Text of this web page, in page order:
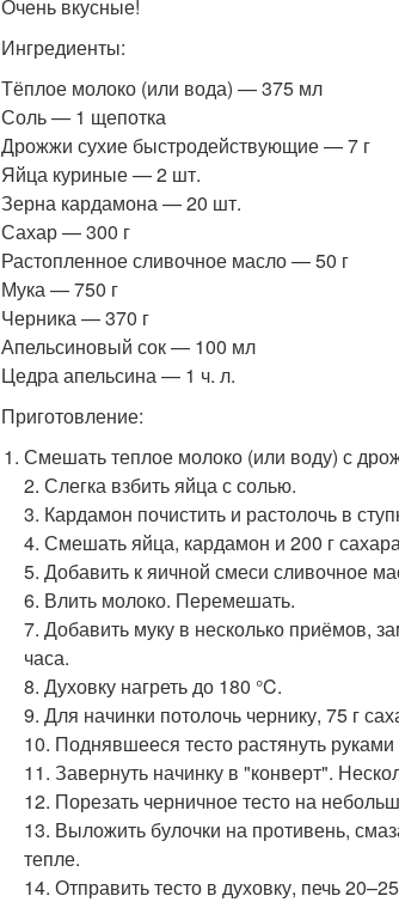
Очень вкусные!
Ингредиенты:
Тёплое молоко (или вода) — 375 мл
Соль — 1 щепотка
Дрожжи сухие быстродействующие — 7 г
Яйца куриные — 2 шт.
Зерна кардамона — 20 шт.
Сахар — 300 г
Растопленное сливочное масло — 50 г
Мука — 750 г
Черника — 370 г
Апельсиновый сок — 100 мл
Цедра апельсина — 1 ч. л.
Приготовление:
Смешать теплое молоко (или воду) с
2. Слегка взбить яйца с солью.
3. Кардамон почистить и растолочь в
4. Смешать яйца, кардамон и 200 г
5. Добавить к яичной смеси сливочное
6. Влить молоко. Перемешать.
7. Добавить муку в несколько приёмов,
часа.
8. Духовку нагреть до 180 °C.
9. Для начинки потолочь чернику, 75 г
10. Поднявшееся тесто растянуть
11. Завернуть начинку в "конверт".
12. Порезать черничное тесто на
13. Выложить булочки на противень,
тепле.
14. Отправить тесто в духовку, печь